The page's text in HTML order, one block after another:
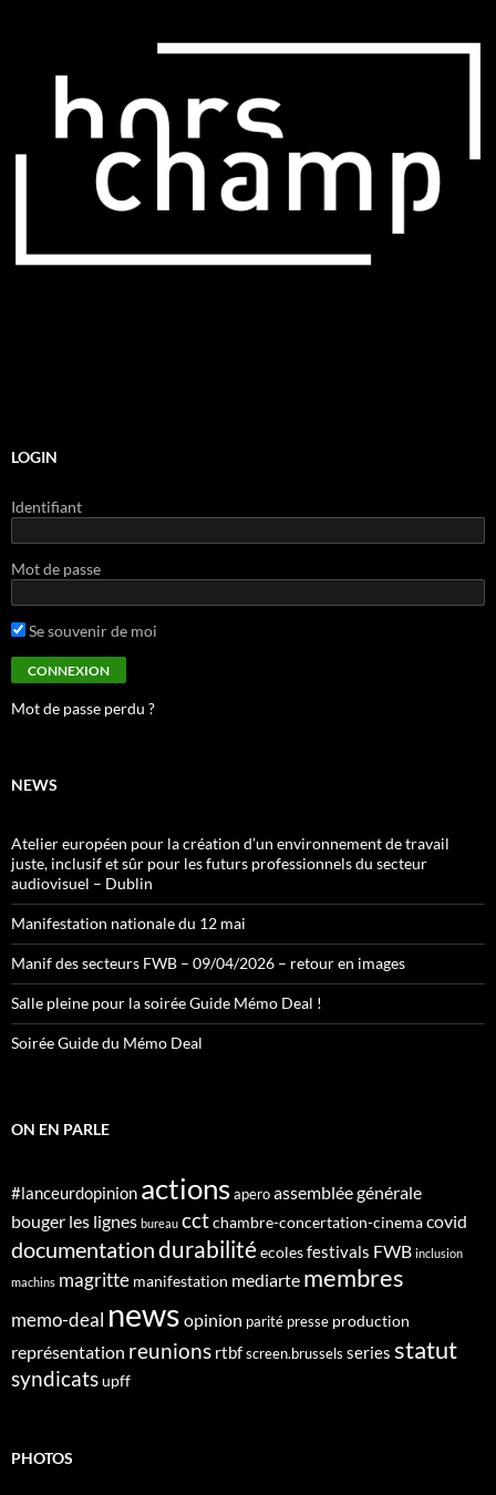
LOGIN
Identifiant
Mot de passe
Se souvenir de moi
Mot de passe perdu ?
NEWS
Atelier européen pour la création d’un environnement de travail
juste, inclusif et sûr pour les futurs professionnels du secteur
audiovisuel – Dublin
Manifestation nationale du 12 mai
Manif des secteurs FWB – 09/04/2026 – retour en images
Salle pleine pour la soirée Guide Mémo Deal !
Soirée Guide du Mémo Deal
ON EN PARLE
#lanceurdopinion actions apero assemblée générale
bouger les lignes bureau cctchambre-concertation-cinemacovid
documentationdurabilitéecolesfestivals FWB inclusion
machins magritte manifestation mediarte membres
memo-deal news opinion parité presse production
représentation reunions rtbf screen.brussels series statut
syndicatsupff
PHOTOS